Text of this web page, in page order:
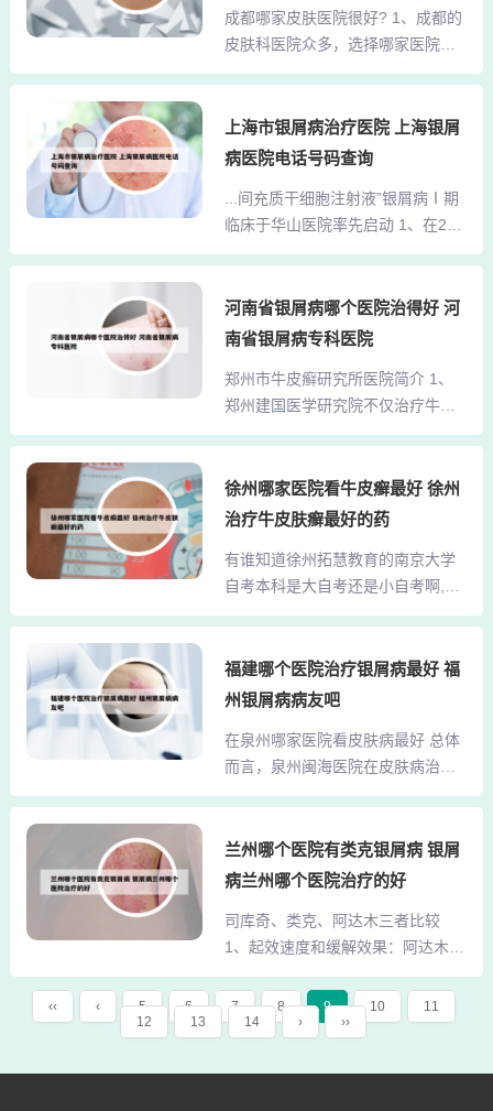
位于唐山市路北区，具体地址是大
里路42-2号，与西山道交叉口附
近。如果您打算前往，可以参考...
选择。2、河北省医科院附属医院拥
有一支专业的皮肤病诊疗团队，专
务，包括牛皮癣、鱼鳞病、皮炎、
皮肤癣、湿疹、脱发、痤疮、荨麻
高效性和安全性，疗程短，疗效显
著，获得了广大患者的认可。值得
一提的是，该医院的主任刘建...
成都哪家皮肤医院很好? 1、成都的
皮肤科医院众多，选择哪家医院成
为不少人的困惑。这里推荐几家在
西门禾成皮肤病医院凭借其先进的
诊疗技术和专业的医疗团队，在治
经验，赢得了患者的信赖。2、成都
空军特色医学中心皮肤科是成都一
家很好的皮肤医院。明确答案：成
区拥有良好的声誉和广泛的认可
度。以下是 医院简介 成都空军特色
专业皮肤医院，以其专业的医疗团
队、先进的诊疗设备和个...
上海市银屑病治疗医院 上海银屑
病医院电话号码查询
...间充质干细胞注射液”银屑病Ⅰ期
临床于华山医院率先启动 1、在202
0年10月发表于《J Mater Chem
院的研究团队采用骨髓间充质干细
胞制备了一种仿生膜，并将负载软
装于Fe3O4纳米颗粒中，形成KGN-
MNPs，用于注射到软骨缺损大鼠的
关节中，以评估软骨再生的效果。
F）和单细胞转录组测序，研究人员
在人表皮原代LC和脐带血CD34+造
中...
河南省银屑病哪个医院治得好 河
南省银屑病专科医院
郑州市牛皮癣研究所医院简介 1、
郑州建国医学研究院不仅治疗牛皮
癣，还提供多种皮肤疾病的诊疗服
生经验丰富，能够针对不同的病情
制定个性化的治疗方案。此外，医
论是挂号、就诊还是检查，患者都
能享受到便捷的服务。2、郑州治疗
牛皮癣可以去南阳路上的一家皮肤
病，去皮肤科看诊是最稳妥的，现
在中医治疗可以从内部进行治疗调
等皮肤疑难疾病。中西医结合治疗
目前成为许多患者治疗皮肤病的...
徐州哪家医院看牛皮癣最好 徐州
治疗牛皮肤癣最好的药
有谁知道徐州拓慧教育的南京大学
自考本科是大自考还是小自考啊,好
通... 1、你好！是大自考。因为南京
学，学习方式为业余制。还有，大
自考是每年10月考试，7月增考；小
述情况来区分。社会上的教育机构
基本上是给你提供一个学习方向和
书本的考试重点，但不保证你一定
喝吗 牛蒡茶可以与茶叶一起喝。牛
蒡茶帮助消化 牛蒡茶可以与茶叶的
喝这种茶还可以帮助腹胀，痉挛和
溃疡。最好...
福建哪个医院治疗银屑病最好 福
州银屑病病友吧
在泉州哪家医院看皮肤病最好 总体
而言，泉州闽海医院在皮肤病治疗
方面具有显著优势，无论是从专业
看，都是值得信赖的选择。如果你
在泉州遇到皮肤问题，不妨考虑前
意的治疗效果。泉州的皮肤病医院
中，瑞金医院因其专业的治疗效果
而备受推荐。我曾亲自就诊于此，
经过治疗后，我的皮肤状况有了显
著改善。瑞金医院拥有丰富的皮肤
兰州哪个医院有类克银屑病 银屑
病兰州哪个医院治疗的好
司库奇、类克、阿达木三者比较
1、起效速度和缓解效果：阿达木单
抗的起效速度相对较快，且缓解效
果较好。司库奇和类克在治疗过程
中的起效速度相对较慢，可能需要
方案：司库奇和类克均为皮下注
‹‹ ‹ 5 6 7 8 9 10
11
12
13 14 › ››